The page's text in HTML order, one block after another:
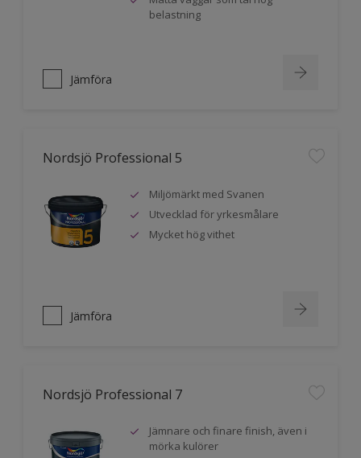
belastning
Jämföra
Nordsjö Professional 5
Miljömärkt med Svanen
Utvecklad för yrkesmålare
Mycket hög vithet
Jämföra
Nordsjö Professional 7
Jämnare och finare finish, även i
mörka kulörer